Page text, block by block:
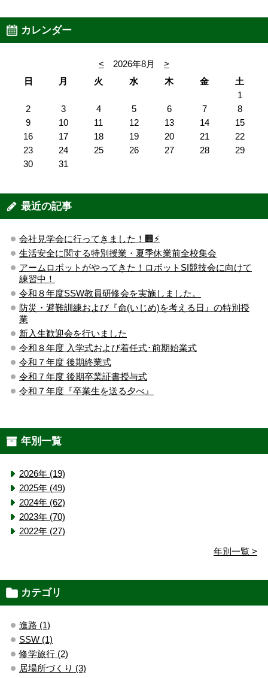
カレンダー
< 2026年8月
>
日
月 火 水 木 金
土
1
2
3 4 5 6 7
8
9
10 11 12 13 14
15
16
17 18 19 20 21
22
23
24 25 26 27 28
29
30
31
最近の記事
会社見学会に行ってきました！🏢⚡️
生活安全に関する特別授業・夏季休業前全校集会
アームロボットがやってきた！ロボットSI競技会に向けて
練習中！
令和８年度SSW教員研修会を実施しました。
防災・避難訓練および『命(いじめ)を考える日』の特別授
業
新入生歓迎会を行いました
令和８年度 入学式および着任式･前期始業式
令和７年度 後期終業式
令和７年度 後期卒業証書授与式
令和７年度『卒業生を送る夕べ』
年別一覧
2026年 (19)
2025年 (49)
2024年 (62)
2023年 (70)
2022年 (27)
年別一覧 >
カテゴリ
進路 (1)
SSW (1)
修学旅行 (2)
居場所づくり (3)